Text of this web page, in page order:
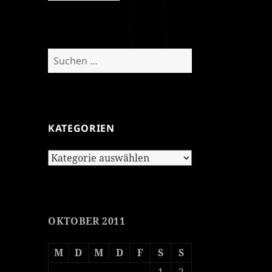
Suchen
nach:
KATEGORIEN
Kategorien
OKTOBER 2011
M D M D F S
S